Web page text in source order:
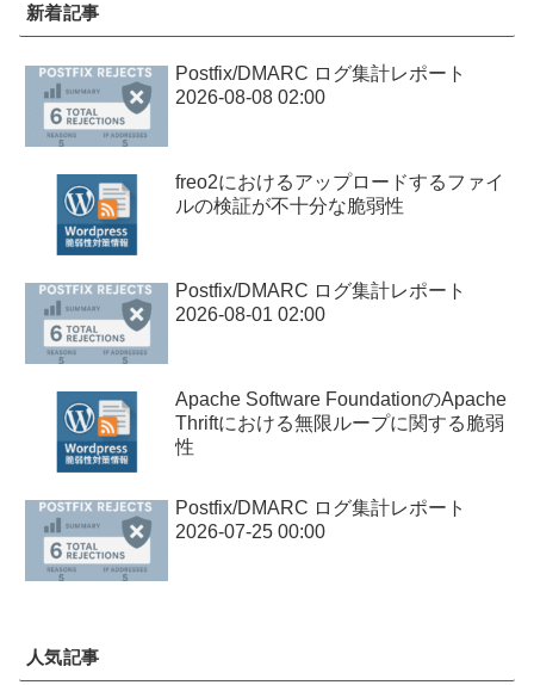
新着記事
Postfix/DMARC ログ集計レポート
2026-08-08 02:00
freo2におけるアップロードするファイ
ルの検証が不十分な脆弱性
Postfix/DMARC ログ集計レポート
2026-08-01 02:00
Apache Software FoundationのApache
Thriftにおける無限ループに関する脆弱
性
Postfix/DMARC ログ集計レポート
2026-07-25 00:00
人気記事